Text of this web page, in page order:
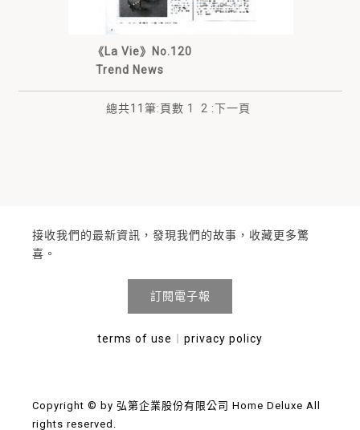
《La Vie》No.120
Trend News
總共11 筆:頁數 1 2 :下一頁
Copyright © by 弘第企業股份有限公司 Home Deluxe All
rights reserved.
接收我們的最新資訊，發現我們的故事，收藏更多驚
喜。
訂閱電子報
terms of use privacy policy